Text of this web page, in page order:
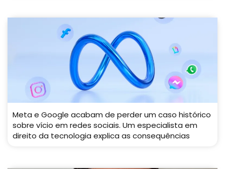
Meta e Google acabam de perder um caso histórico
sobre vício em redes sociais. Um especialista em
direito da tecnologia explica as consequências